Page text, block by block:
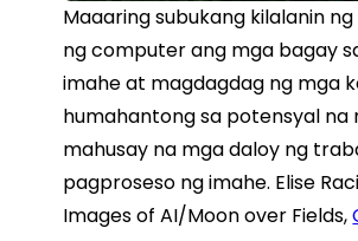
Maaaring subukang kilalanin
ng computer ang mga bagay
imahe at magdagdag ng mga
humahantong sa potensyal na
mahusay na mga daloy ng
pagproseso ng imahe. Elise
Images of AI/Moon over Fields,